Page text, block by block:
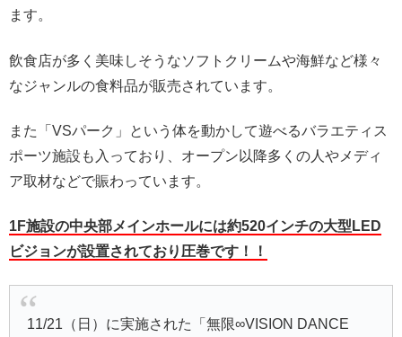
ます。
飲食店が多く美味しそうなソフトクリームや海鮮など様々
なジャンルの食料品が販売されています。
また「VSパーク」という体を動かして遊べるバラエティス
ポーツ施設も入っており、オープン以降多くの人やメディ
ア取材などで賑わっています。
1F施設の中央部メインホールには約520インチの大型LED
ビジョンが設置されており圧巻です！！
11/21（日）に実施された「無限∞VISION DANCE